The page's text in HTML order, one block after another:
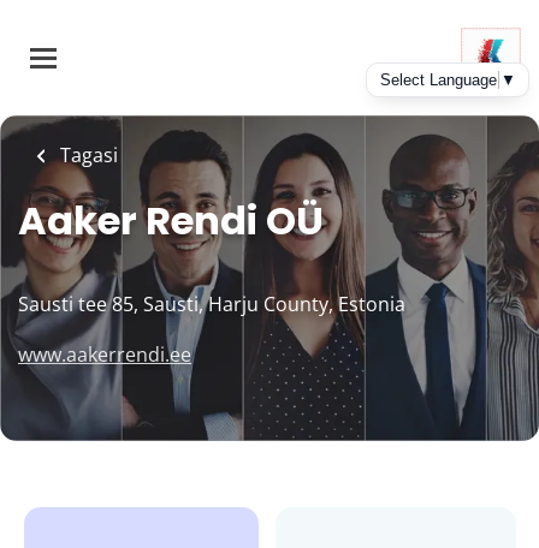
main
Tagasi
Aaker Rendi OÜ
Sausti tee 85, Sausti, Harju County, Estonia
www.aakerrendi.ee